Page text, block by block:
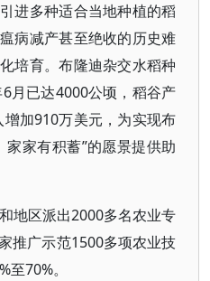
进多种适合当地种植的稻
病减产甚至绝收的历史难
培育。布隆迪杂交水稻种
月已达4000公顷，稻谷产
加910万美元，为实现布
家有积蓄”的愿景提供助
地区派出2000多名农业专
推广示范1500多项农业技
70%。